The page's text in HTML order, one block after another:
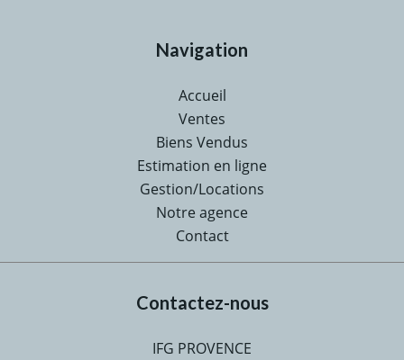
Navigation
Accueil
Ventes
Biens Vendus
Estimation en ligne
Gestion/Locations
Notre agence
Contact
Contactez-nous
IFG PROVENCE